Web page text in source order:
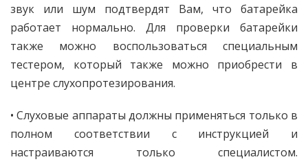
звук или шум подтвердят Вам, что батарейка
работает нормально. Для проверки батарейки
также можно воспользоваться специальным
тестером, который также можно приобрести в
центре слухопротезирования.
• Слуховые аппараты должны применяться только в
полном соответствии с инструкцией и
настраиваются только специалистом.